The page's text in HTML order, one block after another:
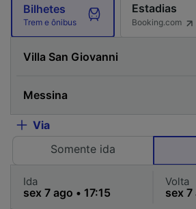
Bilhetes
Trem e ônibus
Estadias
Booking.com
Via
Somente ida
Ida Volta